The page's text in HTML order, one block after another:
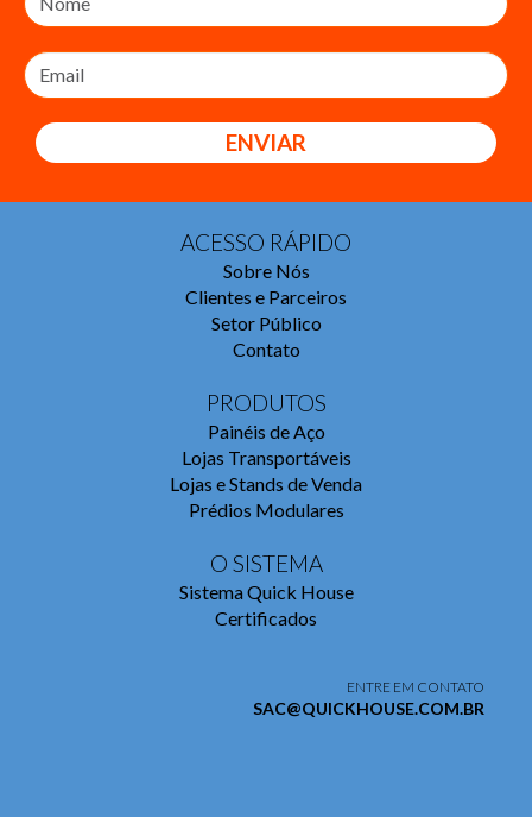
ENVIAR
ACESSO RÁPIDO
Sobre Nós
Clientes e Parceiros
Setor Público
Contato
PRODUTOS
Painéis de Aço
Lojas Transportáveis
Lojas e Stands de Venda
Prédios Modulares
O SISTEMA
Sistema Quick House
Certificados
ENTRE EM CONTATO
SAC@QUICKHOUSE.COM.BR